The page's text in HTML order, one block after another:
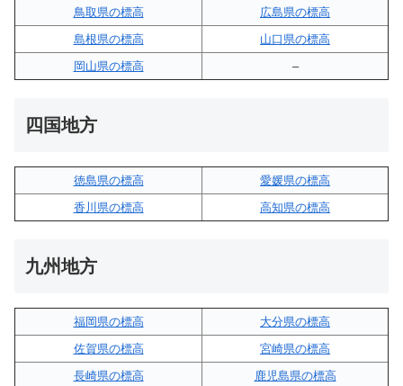
鳥取県の標高
広島県の標高
島根県の標高
山口県の標高
岡山県の標高
–
四国地方
徳島県の標高
愛媛県の標高
香川県の標高
高知県の標高
九州地方
福岡県の標高
大分県の標高
佐賀県の標高
宮崎県の標高
長崎県の標高
鹿児島県の標高